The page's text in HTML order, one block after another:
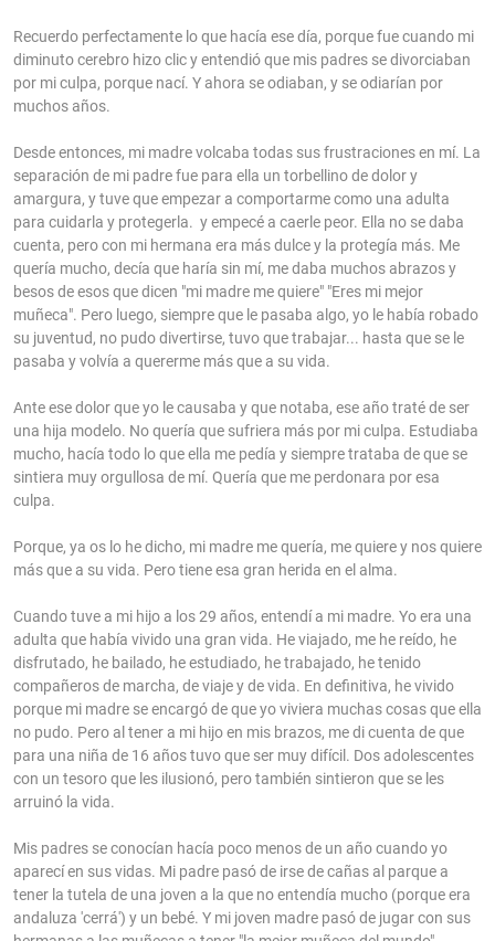
Recuerdo perfectamente lo que hacía ese día, porque fue cuando mi
diminuto cerebro hizo clic y entendió que mis padres se divorciaban
por mi culpa, porque nací. Y ahora se odiaban, y se odiarían por
muchos años.
Desde entonces, mi madre volcaba todas sus frustraciones en mí. La
separación de mi padre fue para ella un torbellino de dolor y
amargura, y tuve que empezar a comportarme como una adulta
para cuidarla y protegerla. y empecé a caerle peor. Ella no se daba
cuenta, pero con mi hermana era más dulce y la protegía más. Me
quería mucho, decía que haría sin mí, me daba muchos abrazos y
besos de esos que dicen "mi madre me quiere" "Eres mi mejor
muñeca". Pero luego, siempre que le pasaba algo, yo le había robado
su juventud, no pudo divertirse, tuvo que trabajar... hasta que se le
pasaba y volvía a quererme más que a su vida.
Ante ese dolor que yo le causaba y que notaba, ese año traté de ser
una hija modelo. No quería que sufriera más por mi culpa. Estudiaba
mucho, hacía todo lo que ella me pedía y siempre trataba de que se
sintiera muy orgullosa de mí. Quería que me perdonara por esa
culpa.
Porque, ya os lo he dicho, mi madre me quería, me quiere y nos quiere
más que a su vida. Pero tiene esa gran herida en el alma.
Cuando tuve a mi hijo a los 29 años, entendí a mi madre. Yo era una
adulta que había vivido una gran vida. He viajado, me he reído, he
disfrutado, he bailado, he estudiado, he trabajado, he tenido
compañeros de marcha, de viaje y de vida. En definitiva, he vivido
porque mi madre se encargó de que yo viviera muchas cosas que ella
no pudo. Pero al tener a mi hijo en mis brazos, me di cuenta de que
para una niña de 16 años tuvo que ser muy difícil. Dos adolescentes
con un tesoro que les ilusionó, pero también sintieron que se les
arruinó la vida.
Mis padres se conocían hacía poco menos de un año cuando yo
aparecí en sus vidas. Mi padre pasó de irse de cañas al parque a
tener la tutela de una joven a la que no entendía mucho (porque era
andaluza 'cerrá') y un bebé. Y mi joven madre pasó de jugar con sus